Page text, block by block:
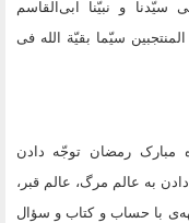
سیّدنا و نبیّنا ابى‌القاسم
سیّما بقیّة الله فى
مبارک رمضان توجّه دادن
به عالم مرگ، عالم قبر،
با حساب و کتاب و سؤال